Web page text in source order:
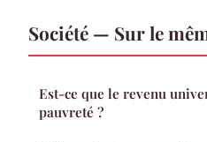
Société — Sur le
Est-ce que le revenu
pauvreté ?